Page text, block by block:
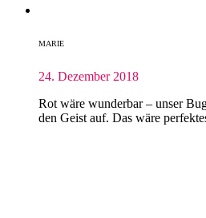
MARIE
24. Dezember 2018
Rot wäre wunderbar – unser
den Geist auf. Das wäre